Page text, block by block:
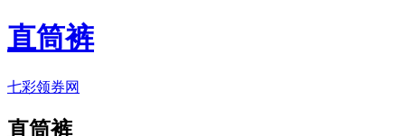
直筒裤
七彩领券网
直筒裤